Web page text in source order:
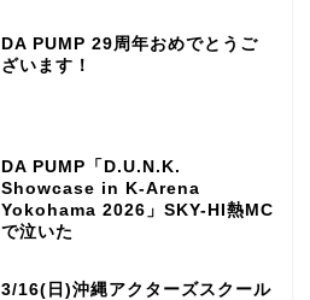
DA PUMP 29周年おめでとうご
ざいます！
DA PUMP「D.U.N.K.
Showcase in K-Arena
Yokohama 2026」SKY-HI熱MC
で泣いた
3/16(日)沖縄アクターズスクール